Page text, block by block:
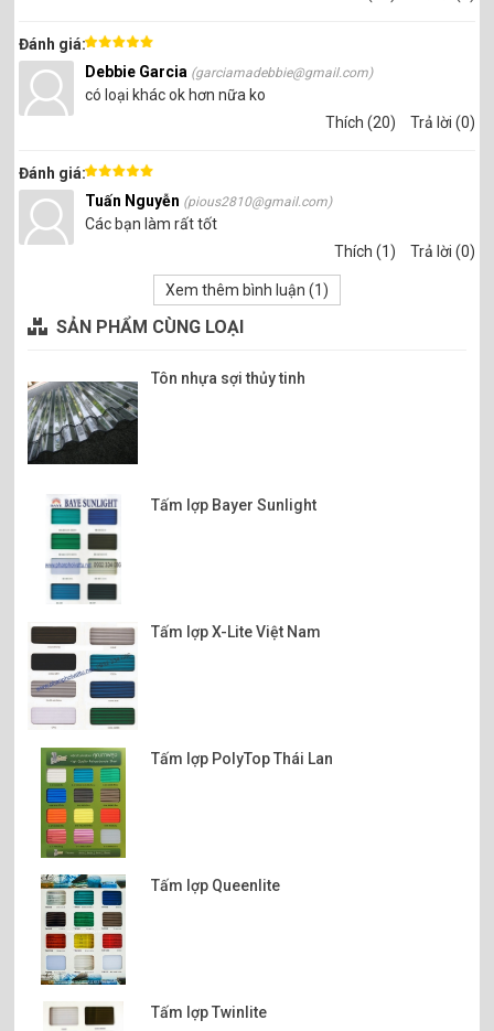
Đánh giá:
Debbie Garcia (garciamadebbie@gmail.com)
có loại khác ok hơn nữa ko
Thích (20)
Trả lời (0)
Đánh giá:
Tuấn Nguyễn (pious2810@gmail.com)
Các bạn làm rất tốt
Thích (1)
Trả lời (0)
Xem thêm bình luận (1)
SẢN PHẨM CÙNG LOẠI
Tôn nhựa sợi thủy tinh
Tấm lợp Bayer Sunlight
Tấm lợp X-Lite Việt Nam
Tấm lợp PolyTop Thái Lan
Tấm lợp Queenlite
Tấm lợp Twinlite